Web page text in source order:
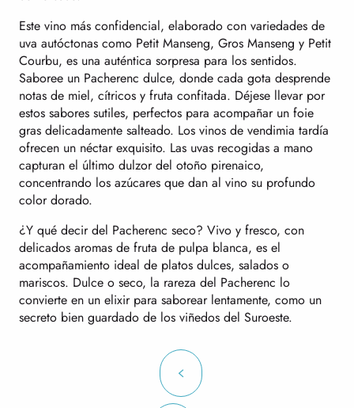
Este vino más confidencial, elaborado con variedades de
uva autóctonas como Petit Manseng, Gros Manseng y Petit
Courbu, es una auténtica sorpresa para los sentidos.
Saboree un Pacherenc dulce, donde cada gota desprende
notas de miel, cítricos y fruta confitada. Déjese llevar por
estos sabores sutiles, perfectos para acompañar un foie
gras delicadamente salteado. Los vinos de vendimia tardía
ofrecen un néctar exquisito. Las uvas recogidas a mano
capturan el último dulzor del otoño pirenaico,
concentrando los azúcares que dan al vino su profundo
color dorado.
¿Y qué decir del Pacherenc seco? Vivo y fresco, con
delicados aromas de fruta de pulpa blanca, es el
acompañamiento ideal de platos dulces, salados o
mariscos. Dulce o seco, la rareza del Pacherenc lo
convierte en un elixir para saborear lentamente, como un
secreto bien guardado de los viñedos del Suroeste.